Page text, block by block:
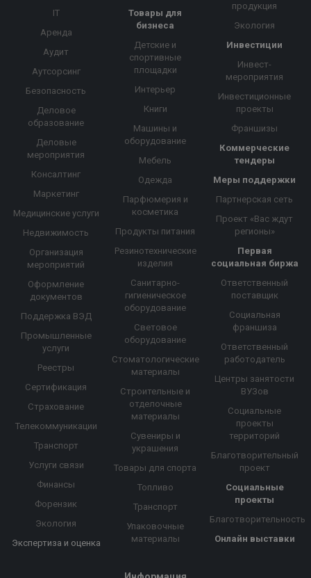
IT
Аренда
Аудит
Аутсорсинг
Безопасность
Деловое
образование
Деловые
мероприятия
Консалтинг
Маркетинг
Медицинские услуги
Недвижимость
Организация
мероприятий
Оформление
документов
Поддержка ВЭД
Промышленные
услуги
Реестры
Сертификация
Страхование
Телекоммуникации
Транспорт
Услуги связи
Финансы
Форензик
Экология
Экспертиза и оценка
Товары для
бизнеса
Детские и
спортивные
площадки
Интерьер
Книги
Машины и
оборудование
Мебель
Одежда
Парфюмерия и
косметика
Продукты питания
Резинотехнические
изделия
Санитарно-
гигиеническое
оборудование
Световое
оборудование
Стоматологические
материалы
Строительные и
отделочные
материалы
Сувениры и
украшения
Товары для спорта
Топливо
Транспорт
Упаковочные
материалы
продукция
Экология
Инвестиции
Инвест-
мероприятия
Инвестиционные
проекты
Франшизы
Коммерческие
тендеры
Меры поддержки
Партнерская сеть
Проект «Вас ждут
регионы»
Первая
социальная биржа
Ответственный
поставщик
Социальная
франшиза
Ответственный
работодатель
Центры занятости
ВУЗов
Социальные
проекты
территорий
Благотворительный
проект
Социальные
проекты
Благотворительность
Онлайн выставки